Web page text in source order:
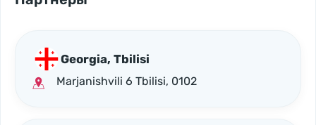
Georgia, Tbilisi
Marjanishvili 6 Tbilisi, 0102